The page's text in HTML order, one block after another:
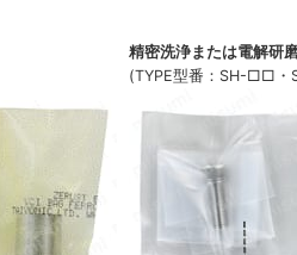
精密洗浄または電解研
(TYPE型番：SH-□□